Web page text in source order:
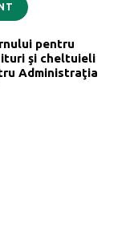
pentru
şi cheltuieli
Administraţia